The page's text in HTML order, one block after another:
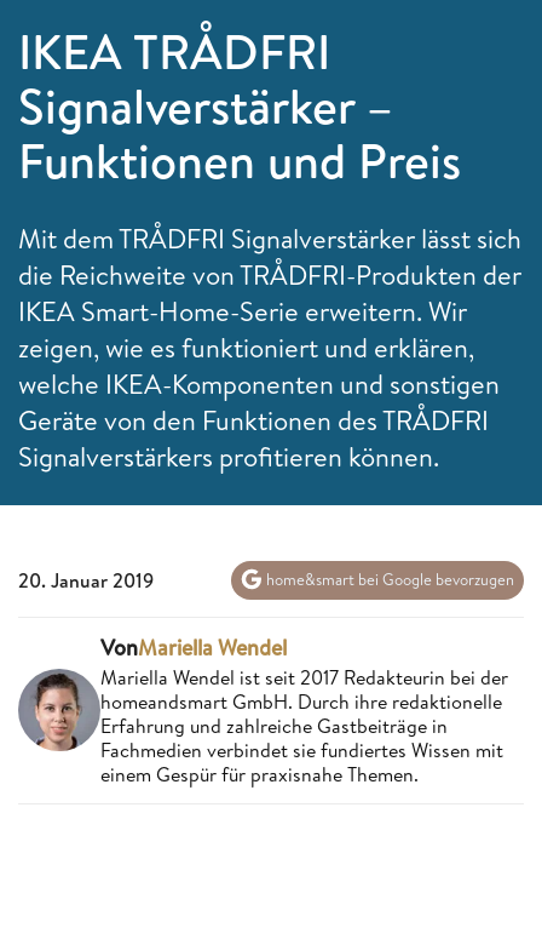
IKEA TRÅDFRI
Signalverstärker –
Funktionen und Preis
Mit dem TRÅDFRI Signalverstärker lässt sich
die Reichweite von TRÅDFRI-Produkten der
IKEA Smart-Home-Serie erweitern. Wir
zeigen, wie es funktioniert und erklären,
welche IKEA-Komponenten und sonstigen
Geräte von den Funktionen des TRÅDFRI
Signalverstärkers profitieren können.
20. Januar 2019 home&smart bei Google bevorzugen
VonMariella Wendel
Mariella Wendel ist seit 2017 Redakteurin bei der
homeandsmart GmbH. Durch ihre redaktionelle
Erfahrung und zahlreiche Gastbeiträge in
Fachmedien verbindet sie fundiertes Wissen mit
einem Gespür für praxisnahe Themen.